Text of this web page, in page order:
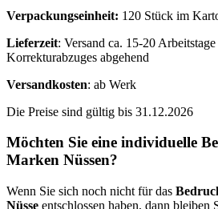
Verpackungseinheit: 120 Stück im
Lieferzeit: Versand ca. 15-20
Korrekturabzuges abgehend
Versandkosten: ab Werk
Die Preise sind gültig bis 31.12.2026
Möchten Sie eine individuelle
Marken Nüssen?
Wenn Sie sich noch nicht für das
Nüsse entschlossen haben, dann bleiben